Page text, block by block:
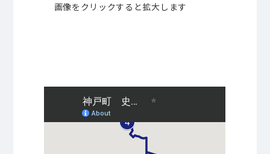
画像をクリックすると拡大します